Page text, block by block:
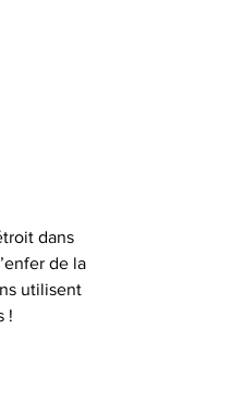
dans
de la
utilisent
!